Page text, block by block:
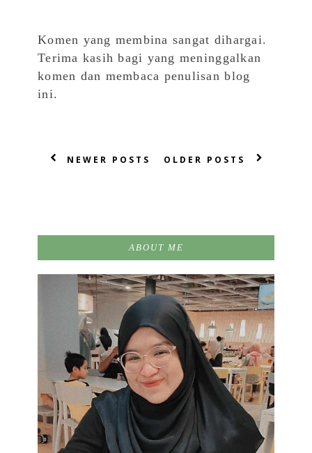
Komen yang membina sangat dihargai.
Terima kasih bagi yang meninggalkan
komen dan membaca penulisan blog
ini.
NEWER POSTS OLDER POSTS
ABOUT ME